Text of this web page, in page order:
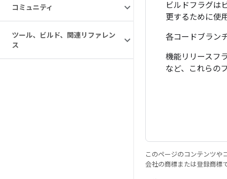
コミュニティ
ツール、ビルド、関連リファレン
ス
ビルドフラグは
更するために使
各コードブラン
機能リリースフ
など、これらの
このページのコンテンツや
会社の商標または登録商標で